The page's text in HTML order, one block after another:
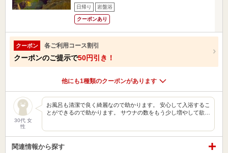
日帰り 岩盤浴
クーポンあり
クーポン 各ご利用コース割引
クーポンのご提示で50円引き！
他にも1種類のクーポンがあります
30代 女
性
お風呂も清潔で良く綺麗なので助かります。 安心して入浴するこ
とができるので助かります。 サウナの数をもう少し増やして欲…
関連情報から探す